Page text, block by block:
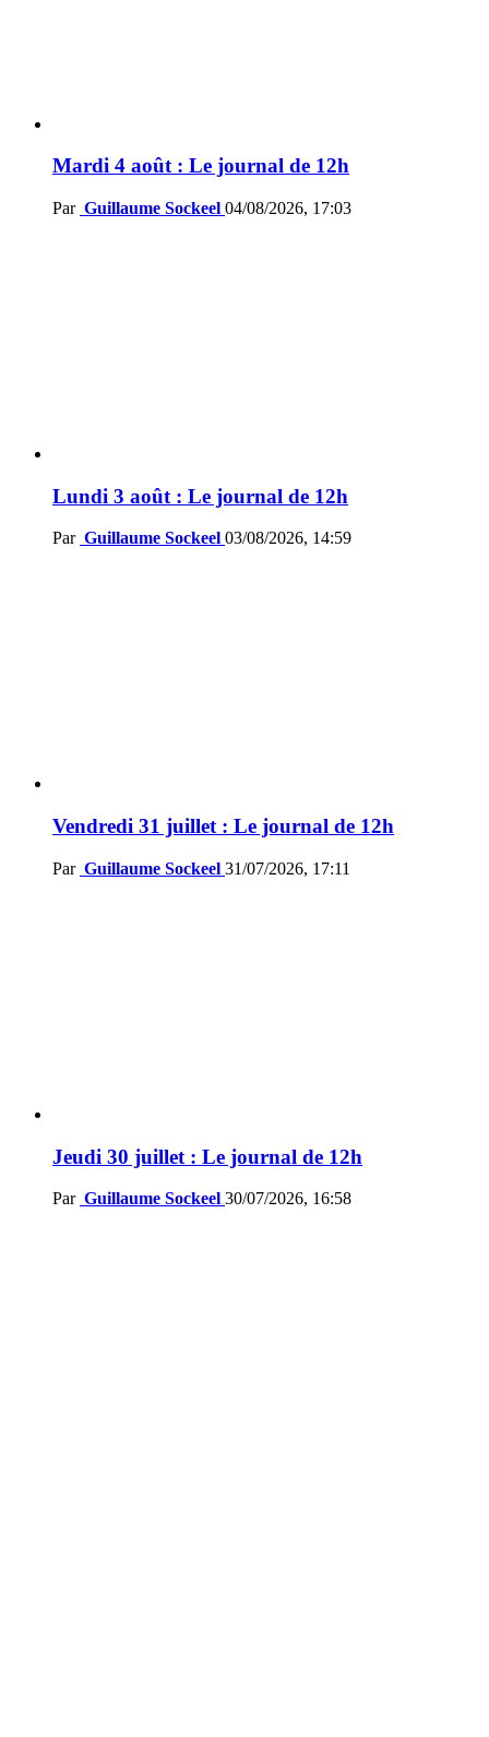
Mardi 4 août : Le journal de 12h
Par Guillaume Sockeel 04/08/2026, 17:03
Lundi 3 août : Le journal de 12h
Par Guillaume Sockeel 03/08/2026, 14:59
Vendredi 31 juillet : Le journal de 12h
Par Guillaume Sockeel 31/07/2026, 17:11
Jeudi 30 juillet : Le journal de 12h
Par Guillaume Sockeel 30/07/2026, 16:58